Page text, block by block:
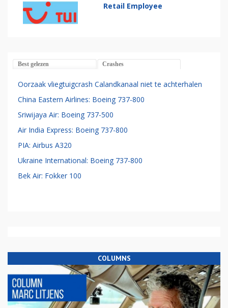
Retail Employee
Best gelezen Crashes
Oorzaak vliegtuigcrash Calandkanaal niet te achterhalen
China Eastern Airlines: Boeing 737-800
Sriwijaya Air: Boeing 737-500
Air India Express: Boeing 737-800
PIA: Airbus A320
Ukraine International: Boeing 737-800
Bek Air: Fokker 100
COLUMNS